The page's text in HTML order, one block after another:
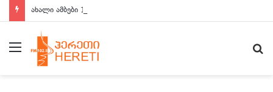
ახალი ამბები 15:00 საათზე
მენიუ